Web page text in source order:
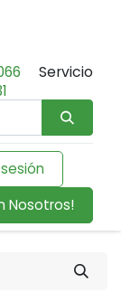
Servicio
Nosotros!